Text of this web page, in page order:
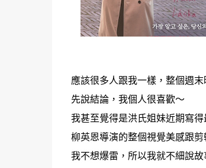
應該很多人跟我一樣，整個週
先說結論，我個人很喜歡～
我甚至覺得是洪氏姐妹近期寫
柳英恩導演的整個視覺美感跟
我不想爆雷，所以我就不細說